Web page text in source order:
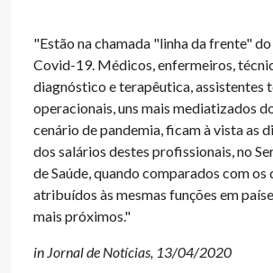
"Estão na chamada "linha da frente"
Covid-19. Médicos, enfermeiros,
diagnóstico e terapêutica, assistentes
operacionais, uns mais mediatizados
cenário de pandemia, ficam à vista as
dos salários destes profissionais, no
de Saúde, quando comparados com os
atribuídos às mesmas funções em
mais próximos."
in Jornal de Notícias, 13/04/2020